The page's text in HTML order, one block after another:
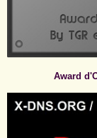
Award